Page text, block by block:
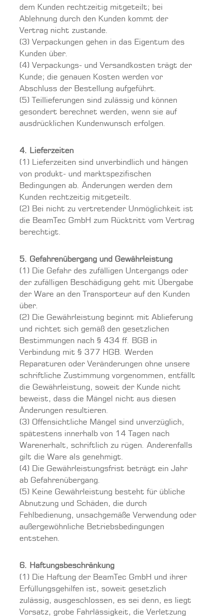
dem Kunden rechtzeitig mitgeteilt; bei
Ablehnung durch den Kunden kommt der
Vertrag nicht zustande.
(3) Verpackungen gehen in das Eigentum des
Kunden über.
(4) Verpackungs- und Versandkosten trägt der
Kunde; die genauen Kosten werden vor
Abschluss der Bestellung aufgeführt.
(5) Teillieferungen sind zulässig und können
gesondert berechnet werden, wenn sie auf
ausdrücklichen Kundenwunsch erfolgen.
4. Lieferzeiten
(1) Lieferzeiten sind unverbindlich und hängen
von produkt- und marktspezifischen
Bedingungen ab. Änderungen werden dem
Kunden rechtzeitig mitgeteilt.
(2) Bei nicht zu vertretender Unmöglichkeit ist
die BeamTec GmbH zum Rücktritt vom Vertrag
berechtigt.
5. Gefahrenübergang und Gewährleistung
(1) Die Gefahr des zufälligen Untergangs oder
der zufälligen Beschädigung geht mit Übergabe
der Ware an den Transporteur auf den Kunden
über.
(2) Die Gewährleistung beginnt mit Ablieferung
und richtet sich gemäß den gesetzlichen
Bestimmungen nach § 434 ff. BGB in
Verbindung mit § 377 HGB. Werden
Reparaturen oder Veränderungen ohne unsere
schriftliche Zustimmung vorgenommen, entfällt
die Gewährleistung, soweit der Kunde nicht
beweist, dass die Mängel nicht aus diesen
Änderungen resultieren.
(3) Offensichtliche Mängel sind unverzüglich,
spätestens innerhalb von 14 Tagen nach
Warenerhalt, schriftlich zu rügen. Anderenfalls
gilt die Ware als genehmigt.
(4) Die Gewährleistungsfrist beträgt ein Jahr
ab Gefahrenübergang.
(5) Keine Gewährleistung besteht für übliche
Abnutzung und Schäden, die durch
Fehlbedienung, unsachgemäße Verwendung oder
außergewöhnliche Betriebsbedingungen
entstehen.
6. Haftungsbeschränkung
(1) Die Haftung der BeamTec GmbH und ihrer
Erfüllungsgehilfen ist, soweit gesetzlich
zulässig, ausgeschlossen, es sei denn, es liegt
Vorsatz, grobe Fahrlässigkeit, die Verletzung